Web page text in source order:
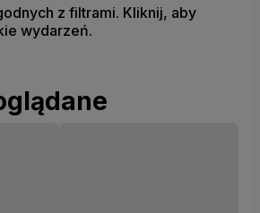
z filtrami. Kliknij, aby
wydarzeń.